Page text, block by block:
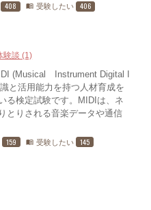
408 menu_book 受験したい 406
験談 (1)
(Musical Instrument Digital I
と活用能力を持つ人材育成を
る検定試験です。MIDIは、ネ
とりされる音楽データや通信
159 menu_book 受験したい 145